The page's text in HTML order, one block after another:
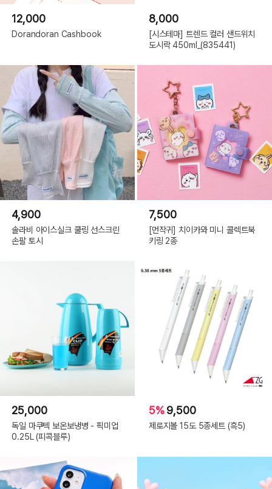
12,000
Dorandoran Cashbook
8,000
[시스테마] 트렌드 컬러 샌드위치
도시락 450ml_(835441)
4,900
솔라비 아이스실크 쿨링 선스크린
손팔 토시
7,500
[먼작귀] 치이카와 미니 콜렉트북
키링 2종
25,000
독일 마쿠텍 보온보냉병 - 픽미업
0.25L (피콕블루)
5%9,500
제로지볼 15도 5종세트 (흑5)